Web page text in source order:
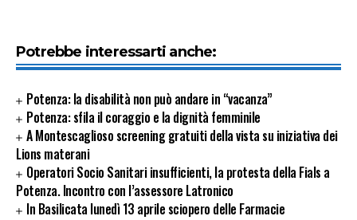
Potrebbe interessarti anche:
Potenza: la disabilità non può andare in “vacanza”
Potenza: sfila il coraggio e la dignità femminile
A Montescaglioso screening gratuiti della vista su iniziativa dei
Lions materani
Operatori Socio Sanitari insufficienti, la protesta della Fials a
Potenza. Incontro con l’assessore Latronico
In Basilicata lunedì 13 aprile sciopero delle Farmacie